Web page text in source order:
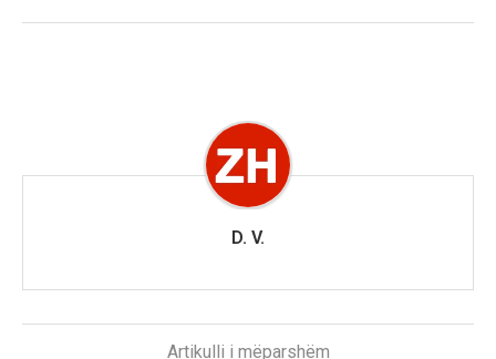
D. V.
Artikulli i mëparshëm